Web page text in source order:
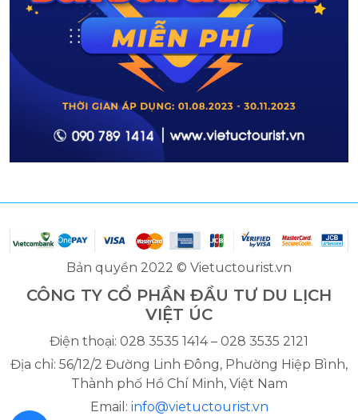
Bản quyền 2022 © Vietuctourist.vn
CÔNG TY CỔ PHẦN ĐẦU TƯ DU LỊCH
VIỆT ÚC
Điện thoại: 028 3535 1414 – 028 3535 2121
Địa chỉ: 56/12/2 Đường Linh Đông, Phường Hiệp Bình,
Thành phố Hồ Chí Minh, Việt Nam
Email: info@vietuctourist.vn